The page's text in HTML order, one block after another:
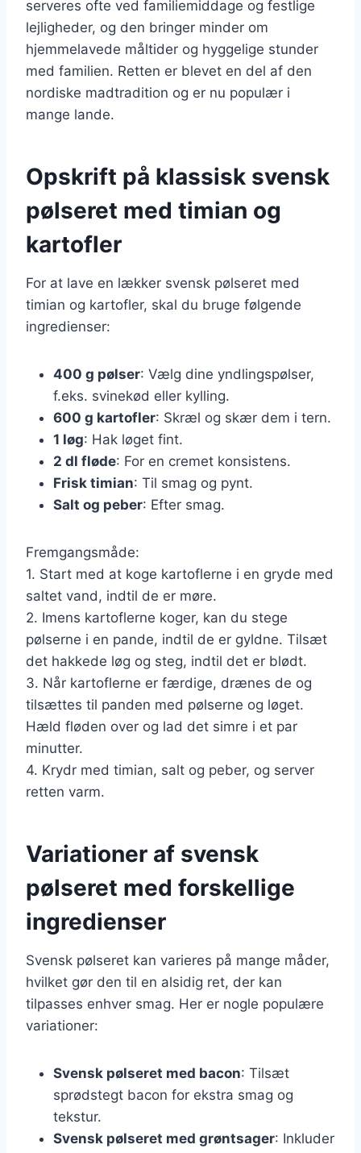
serveres ofte ved familiemiddage og festlige
lejligheder, og den bringer minder om
hjemmelavede måltider og hyggelige stunder
med familien. Retten er blevet en del af den
nordiske madtradition og er nu populær i
mange lande.
Opskrift på klassisk svensk
pølseret med timian og
kartofler
For at lave en lækker svensk pølseret med
timian og kartofler, skal du bruge følgende
ingredienser:
400 g pølser: Vælg dine yndlingspølser,
f.eks. svinekød eller kylling.
600 g kartofler: Skræl og skær dem i tern.
1 løg: Hak løget fint.
2 dl fløde: For en cremet konsistens.
Frisk timian: Til smag og pynt.
Salt og peber: Efter smag.
Fremgangsmåde:
1. Start med at koge kartoflerne i en gryde med
saltet vand, indtil de er møre.
2. Imens kartoflerne koger, kan du stege
pølserne i en pande, indtil de er gyldne. Tilsæt
det hakkede løg og steg, indtil det er blødt.
3. Når kartoflerne er færdige, drænes de og
tilsættes til panden med pølserne og løget.
Hæld fløden over og lad det simre i et par
minutter.
4. Krydr med timian, salt og peber, og server
retten varm.
Variationer af svensk
pølseret med forskellige
ingredienser
Svensk pølseret kan varieres på mange måder,
hvilket gør den til en alsidig ret, der kan
tilpasses enhver smag. Her er nogle populære
variationer:
Svensk pølseret med bacon: Tilsæt
sprødstegt bacon for ekstra smag og
tekstur.
Svensk pølseret med grøntsager: Inkluder